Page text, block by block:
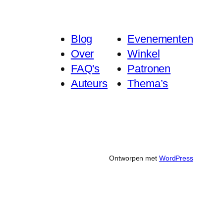
Blog
Over
FAQ's
Auteurs
Evenementen
Winkel
Patronen
Thema’s
Ontworpen met WordPress